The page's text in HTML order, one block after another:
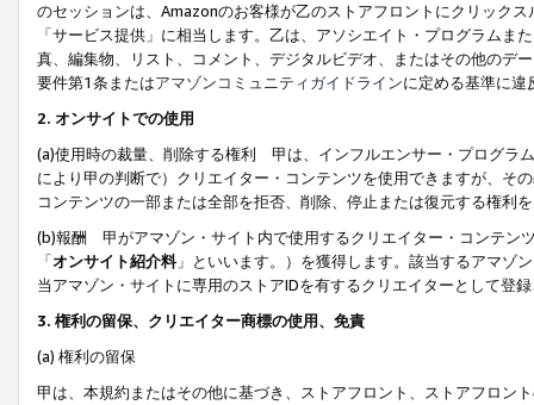
のセッションは、Amazonのお客様が乙のストアフロントにクリック
「サービス提供」に相当します。乙は、アソシエイト・プログラム
真、編集物、リスト、コメント、デジタルビデオ、またはその他のデ
要件第1条またはアマゾンコミュニティガイドラインに定める基準に違
2. オンサイトでの使用
(a)使用時の裁量、削除する権利 甲は、インフルエンサー・プログラ
により甲の判断で）クリエイター・コンテンツを使用できますが、そ
コンテンツの一部または全部を拒否、削除、停止または復元する権利
(b)報酬 甲がアマゾン・サイト内で使用するクリエイター・コンテン
「オンサイト紹介料」といいます。）を獲得します。該当するアマゾ
当アマゾン・サイトに専用のストアIDを有するクリエイターとして登
3. 権利の留保、クリエイター商標の使用、免責
(a) 権利の留保
甲は、本規約またはその他に基づき、ストアフロント、ストアフロン